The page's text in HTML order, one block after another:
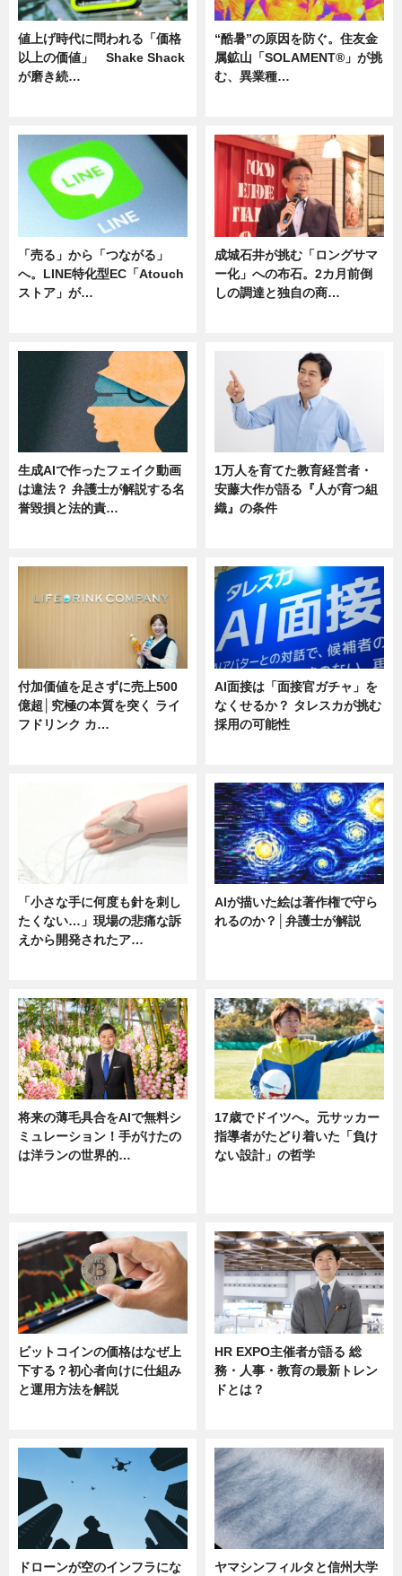
値上げ時代に問われる「価格
以上の価値」 Shake Shack
が磨き続…
“酷暑”の原因を防ぐ。住友金
属鉱山「SOLAMENT®」が挑
む、異業種…
「売る」から「つながる」
へ。LINE特化型EC「Atouch
ストア」が…
成城石井が挑む「ロングサマ
ー化」への布石。2カ月前倒
しの調達と独自の商…
生成AIで作ったフェイク動画
は違法？ 弁護士が解説する名
誉毀損と法的責…
1万人を育てた教育経営者・
安藤大作が語る『人が育つ組
織』の条件
付加価値を足さずに売上500
億超│究極の本質を突く ライ
フドリンク カ…
AI面接は「面接官ガチャ」を
なくせるか？ タレスカが挑む
採用の可能性
「小さな手に何度も針を刺し
たくない…」現場の悲痛な訴
えから開発されたア…
AIが描いた絵は著作権で守ら
れるのか？│弁護士が解説
将来の薄毛具合をAIで無料シ
ミュレーション！手がけたの
は洋ランの世界的…
17歳でドイツへ。元サッカー
指導者がたどり着いた「負け
ない設計」の哲学
ビットコインの価格はなぜ上
下する？初心者向けに仕組み
と運用方法を解説
HR EXPO主催者が語る 総
務・人事・教育の最新トレン
ドとは？
ドローンが空のインフラにな ヤマシンフィルタと信州大学